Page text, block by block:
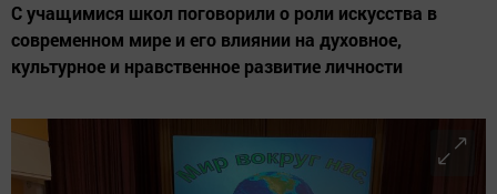
С учащимися школ поговорили о роли искусства в
современном мире и его влиянии на духовное,
культурное и нравственное развитие личности